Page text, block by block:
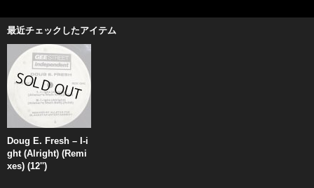
最近チェックしたアイテム
Doug E. Fresh ‎– I-i
ght (Alright) (Remi
xes) (12'')